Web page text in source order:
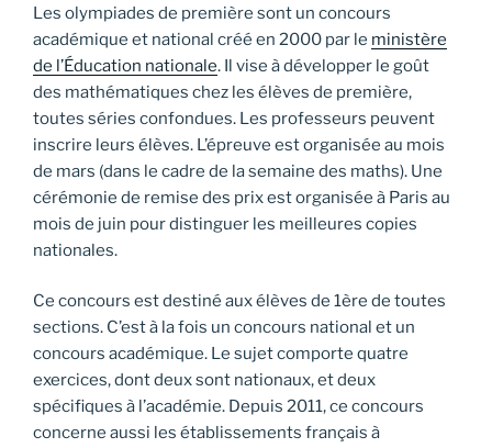
Les olympiades de première sont un concours
académique et national créé en 2000 par le ministère
de l’Éducation nationale. Il vise à développer le goût
des mathématiques chez les élèves de première,
toutes séries confondues. Les professeurs peuvent
inscrire leurs élèves. L’épreuve est organisée au mois
de mars (dans le cadre de la semaine des maths). Une
cérémonie de remise des prix est organisée à Paris au
mois de juin pour distinguer les meilleures copies
nationales.
Ce concours est destiné aux élèves de 1ère de toutes
sections. C’est à la fois un concours national et un
concours académique. Le sujet comporte quatre
exercices, dont deux sont nationaux, et deux
spécifiques à l’académie. Depuis 2011, ce concours
concerne aussi les établissements français à